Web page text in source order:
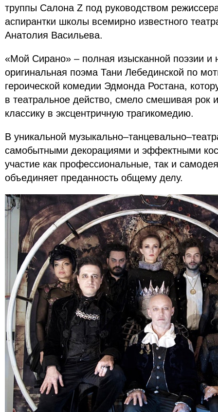
труппы Салона Z под руководством
аспирантки школы всемирно известного
Анатолия Васильева.
«Мой Сирано» – полная изысканной поэзии
оригинальная поэма Тани Лебединской по
героической комедии Эдмонда Ростана,
в театральное действо, смело смешивая рок
классику в эксцентричную трагикомедию.
В уникальной
самобытными декорациями и эффектными
участие как профессиональные, так и
объединяет преданность общему делу.